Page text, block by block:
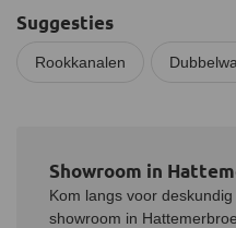
RVS 304. Tussen deze twee
keramische wol. Deze
De pijp is gemakkelijk te
kachelpijpen met behulp van
meegeleverde
Suggesties
Rookkanalen
Showroom in
Kom langs voor
showroom in